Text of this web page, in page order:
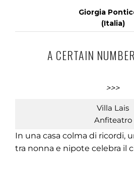
Giorgia
(Italia)
A CERTAIN
>>>
Villa Lais
Anfiteatro
In una casa colma di ricordi,
tra nonna e nipote celebra il